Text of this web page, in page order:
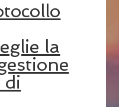
la
di